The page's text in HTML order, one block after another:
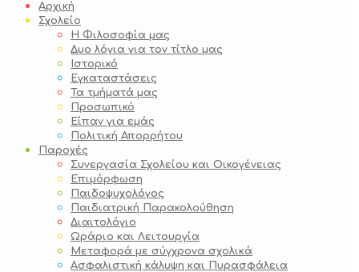
Αρχική
Σχολείο
Η Φιλοσοφία μας
Δυο λόγια για τον τίτλο μας
Ιστορικό
Εγκαταστάσεις
Τα τμήματά μας
Προσωπικό
Είπαν για εμάς
Πολιτική Απορρήτου
Παροχές
Συνεργασία Σχολείου και Οικογένειας
Επιμόρφωση
Παιδοψυχολόγος
Παιδιατρική Παρακολούθηση
Διαιτολόγιο
Ωράριο και Λειτουργία
Μεταφορά με σύγχρονα σχολικά
Ασφαλιστική κάλυψη και Πυρασφάλεια